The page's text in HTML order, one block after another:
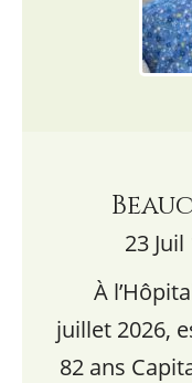
23
À
juillet 2026,
82 ans